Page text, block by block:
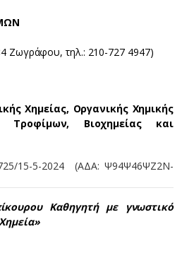
Ζωγράφου, τηλ.: 210-727 4947)
Χημείας, Οργανικής Χημικής
Τροφίμων, Βιοχημείας και
15-5-2024 (ΑΔΑ: Ψ94Ψ46ΨΖ2Ν-
Καθηγητή με γνωστικό